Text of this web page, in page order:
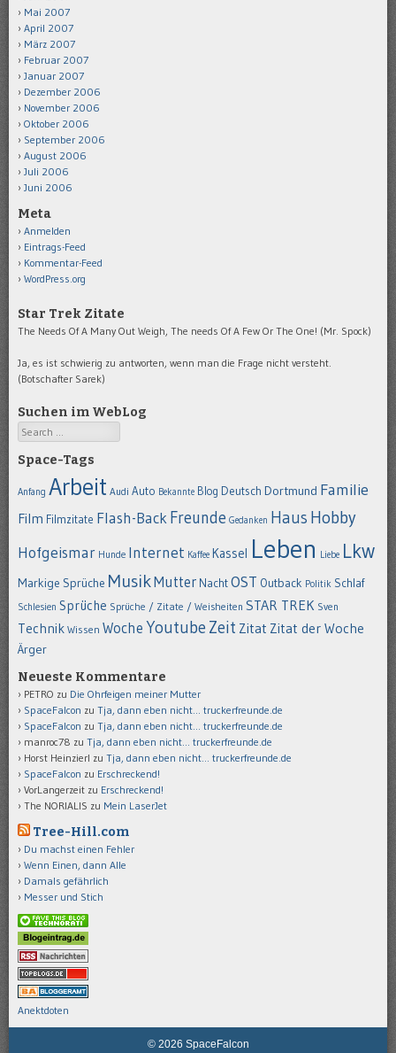
Mai 2007
April 2007
März 2007
Februar 2007
Januar 2007
Dezember 2006
November 2006
Oktober 2006
September 2006
August 2006
Juli 2006
Juni 2006
Meta
Anmelden
Eintrags-Feed
Kommentar-Feed
WordPress.org
Star Trek Zitate
The Needs Of A Many Out Weigh, The needs Of A Few Or The One! (Mr. Spock)
Ja, es ist schwierig zu antworten, wenn man die Frage nicht versteht.
(Botschafter Sarek)
Suchen im WebLog
Search
Space-Tags
Anfang Arbeit Audi Auto Bekannte Blog Deutsch Dortmund Familie
Film Filmzitate Flash-BackFreunde Gedanken Haus Hobby
Hofgeismar Hunde Internet Kaffee Kassel Leben Liebe Lkw
Markige Sprüche MusikMutter NachtOST Outback Politik Schlaf
Schlesien Sprüche Sprüche / Zitate / Weisheiten STAR TREK Sven
Technik Wissen Woche Youtube Zeit Zitat Zitat der Woche
Ärger
Neueste Kommentare
PETRO zu Die Ohrfeigen meiner Mutter
SpaceFalcon zu Tja, dann eben nicht… truckerfreunde.de
SpaceFalcon zu Tja, dann eben nicht… truckerfreunde.de
manroc78 zu Tja, dann eben nicht… truckerfreunde.de
Horst Heinzierl zu Tja, dann eben nicht… truckerfreunde.de
SpaceFalcon zu Erschreckend!
VorLangerzeit zu Erschreckend!
The NORIALIS zu Mein LaserJet
Tree-Hill.com
Du machst einen Fehler
Wenn Einen, dann Alle
Damals gefährlich
Messer und Stich
Anektdoten
© 2026 SpaceFalcon